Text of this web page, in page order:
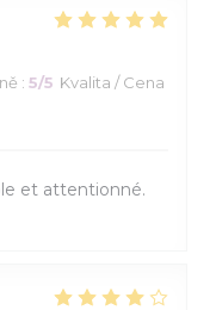
: 5/5 Kvalita / Cena
et attentionné.